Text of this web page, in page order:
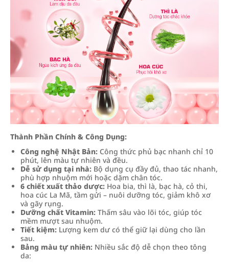
Thành Phần Chính & Công Dụng:
Công nghệ Nhật Bản: Công thức phủ bạc nhanh chỉ 10
phút, lên màu tự nhiên và đều.
Dễ sử dụng tại nhà: Bộ dụng cụ đầy đủ, thao tác nhanh,
phù hợp nhuộm mới hoặc dặm chân tóc.
6 chiết xuất thảo dược: Hoa bia, thì là, bạc hà, cỏ thi,
hoa cúc La Mã, tầm gửi – nuôi dưỡng tóc, giảm khô xơ
và gãy rụng.
Dưỡng chất Vitamin: Thấm sâu vào lõi tóc, giúp tóc
mềm mượt sau nhuộm.
Tiết kiệm: Lượng kem dư có thể giữ lại dùng cho lần
sau.
Bảng màu tự nhiên: Nhiều sắc độ dễ chọn theo tông
da: